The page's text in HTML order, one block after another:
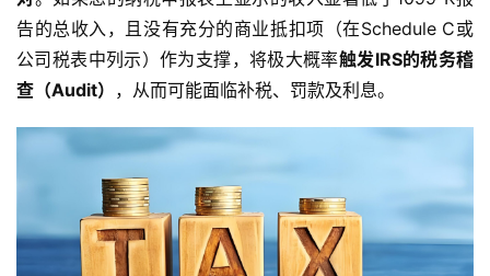
告的总收入，且没有充分的商业抵扣项（在Schedule C或
公司税表中列示）作为支撑，将极大概率触发IRS的税务稽
查（Audit） ，从而可能面临补税、罚款及利息。